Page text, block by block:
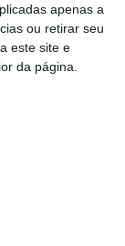
apenas a
ou retirar seu
este site e
da página.
de Zumba,